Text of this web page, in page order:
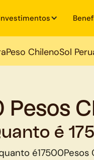
Peso ChilenoSol
Pesos
é
é17500Pesos